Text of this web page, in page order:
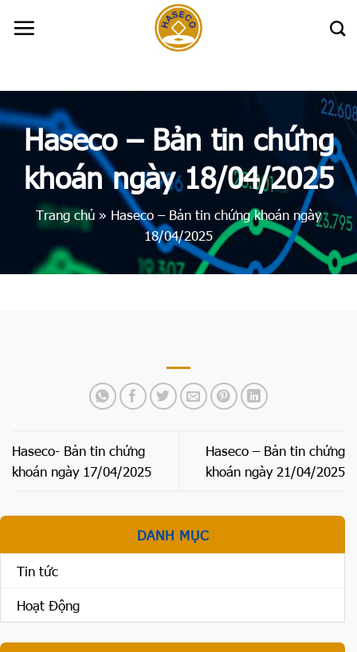
Haseco – Bản tin chứng
khoán ngày 18/04/2025
Trang chủ » Haseco – Bản tin chứng khoán ngày
18/04/2025
Haseco- Bản tin chứng
khoán ngày 17/04/2025
Haseco – Bản tin chứng
khoán ngày 21/04/2025
DANH MỤC
Tin tức
Hoạt Động